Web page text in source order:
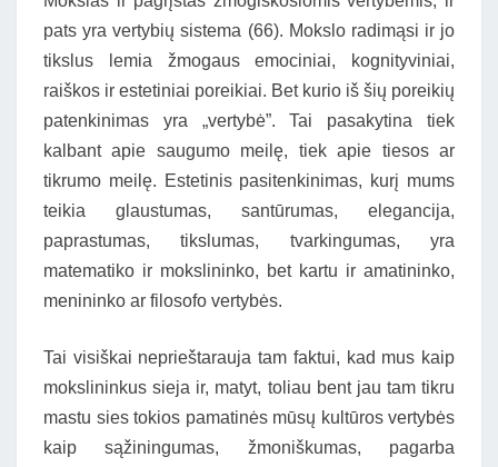
pats yra vertybių sistema (66). Mokslo radimąsi ir jo
tikslus lemia žmogaus emociniai, kognityviniai,
raiškos ir estetiniai poreikiai. Bet kurio iš šių poreikių
patenkinimas yra „vertybė”. Tai pasakytina tiek
kalbant apie saugumo meilę, tiek apie tiesos ar
tikrumo meilę. Estetinis pasitenkinimas, kurį mums
teikia glaustumas, santūrumas, elegancija,
paprastumas, tikslumas, tvarkingumas, yra
matematiko ir mokslininko, bet kartu ir amatininko,
menininko ar filosofo vertybės.
Tai visiškai neprieštarauja tam faktui, kad mus kaip
mokslininkus sieja ir, matyt, toliau bent jau tam tikru
mastu sies tokios pamatinės mūsų kultūros vertybės
kaip sąžiningumas, žmoniškumas, pagarba